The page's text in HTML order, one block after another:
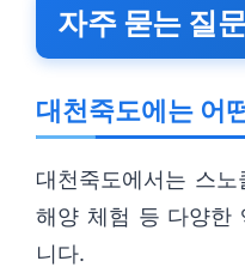
자주 묻는 질
대천죽도에는 어
대천죽도에서는 스
해양 체험 등 다양한
니다.